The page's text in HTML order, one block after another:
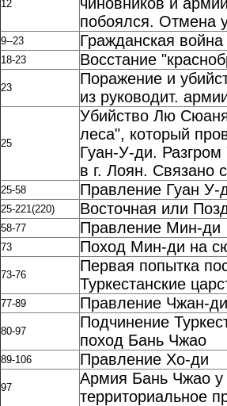
12
побоялся. Отмена
9--23 Гражданская война
18-23 Восстание
23
Поражение и
из руководит.
25
Убийство Лю
леса", который
Гуан-У-ди.
в г. Лоян. Связано
25-58 Правление Гуан У-
25-221(220) Восточная или
58-77 Правление Мин-ди
73 Поход Мин-ди на
73-76
Первая попытка
Туркестанские
77-89 Правление Чжан-ди
80-97
Подчинение
поход Бань Чжао
89-106 Правление Хо-ди
97
Армия Бань Чжао у
территориальное